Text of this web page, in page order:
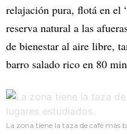
relajación pura, flotá en el
reserva natural a las
de bienestar al aire libre,
barro salado rico en 80
La zona tiene la taza de café más